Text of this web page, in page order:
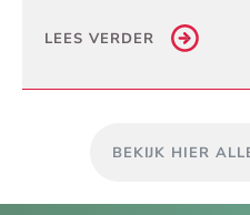
LEES VERDER
BEKIJK HIER